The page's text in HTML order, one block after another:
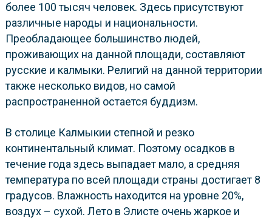
более 100 тысяч человек. Здесь присутствуют
различные народы и национальности.
Преобладающее большинство людей,
проживающих на данной площади, составляют
русские и калмыки. Религий на данной территории
также несколько видов, но самой
распространенной остается буддизм.
В столице Калмыкии степной и резко
континентальный климат. Поэтому осадков в
течение года здесь выпадает мало, а средняя
температура по всей площади страны достигает 8
градусов. Влажность находится на уровне 20%,
воздух – сухой. Лето в Элисте очень жаркое и